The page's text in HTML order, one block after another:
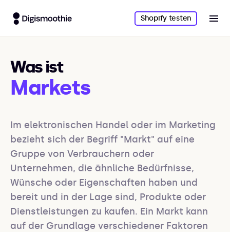
Shopify testen
Was ist
Markets
Im elektronischen Handel oder im Marketing
bezieht sich der Begriff "Markt" auf eine
Gruppe von Verbrauchern oder
Unternehmen, die ähnliche Bedürfnisse,
Wünsche oder Eigenschaften haben und
bereit und in der Lage sind, Produkte oder
Dienstleistungen zu kaufen. Ein Markt kann
auf der Grundlage verschiedener Faktoren